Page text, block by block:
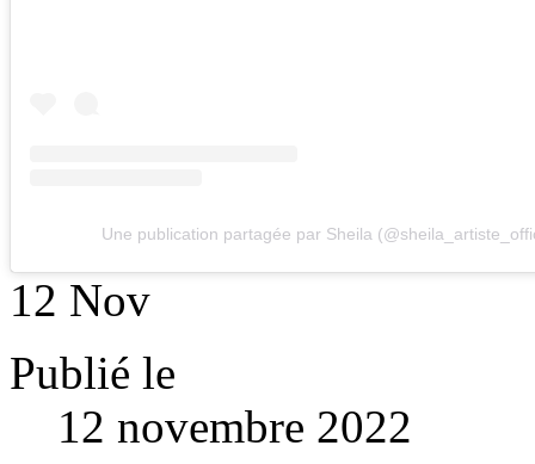
Une publication partagée par Sheila
12 Nov
Publié le
12 novembre 2022